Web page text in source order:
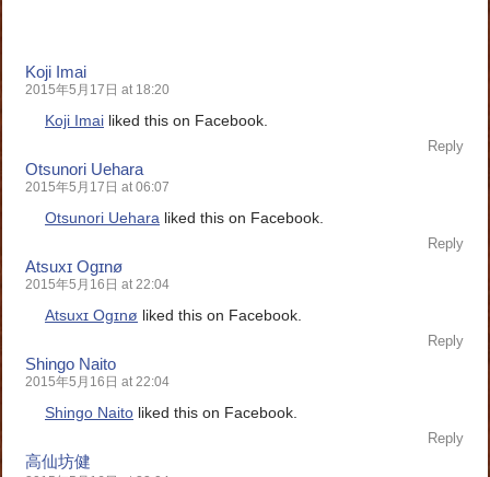
Koji Imai
2015年5月17日 at 18:20
Koji Imai liked this on Facebook.
Reply
Otsunori Uehara
2015年5月17日 at 06:07
Otsunori Uehara liked this on Facebook.
Reply
Atsuxɪ Ogɪnø
2015年5月16日 at 22:04
Atsuxɪ Ogɪnø liked this on Facebook.
Reply
Shingo Naito
2015年5月16日 at 22:04
Shingo Naito liked this on Facebook.
Reply
高仙坊健